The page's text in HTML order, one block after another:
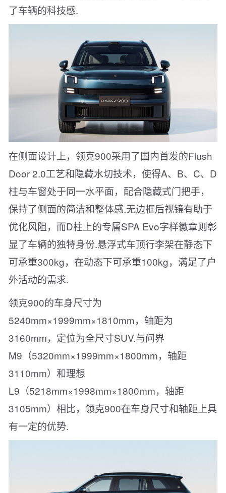
了车辆的科技感.
在侧面设计上，领克900采用了国内首发的Flush
Door 2.0工艺和隐藏水切技术，使得A、B、C、D
柱与车窗处于同一水平面，配合隐藏式门把手，
保持了侧面的简洁和整体感.无边框后视镜有助于
优化风阻，而D柱上的专属SPA Evo字样徽章则彰
显了车辆的独特身份.悬浮式车顶行李架在静态下
可承重300kg，在动态下可承重100kg，满足了户
外活动的需求.
领克900的车身尺寸为
5240mm×1999mm×1810mm，轴距为
3160mm，定位为全尺寸SUV.与问界
M9（5320mm×1999mm×1800mm，轴距
3110mm）和理想
L9（5218mm×1998mm×1800mm，轴距
3105mm）相比，领克900在车身尺寸和轴距上具
有一定的优势.